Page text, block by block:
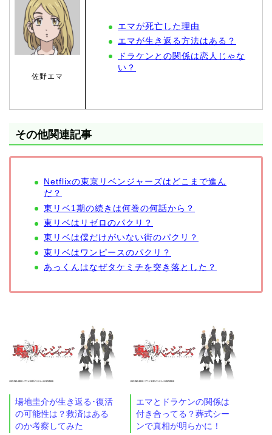
佐野エマ
エマが死亡した理由
エマが生き返る方法はある？
ドラケンとの関係は恋人じゃな
い？
その他関連記事
Netflixの東京リベンジャーズはどこまで進ん
だ？
東リベ1期の続きは何巻の何話から？
東リベはリゼロのパクリ？
東リベは僕だけがいない街のパクリ？
東リベはワンピースのパクリ？
あっくんはなぜタケミチを突き落とした？
場地圭介が生き返る･復活
の可能性は？救済はある
のか考察してみた
エマとドラケンの関係は
付き合ってる？葬式シー
ンで真相が明らかに！